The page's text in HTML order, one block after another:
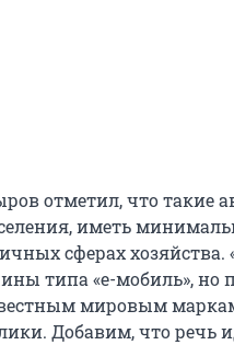
отметил, что такие
иметь
сферах
типа «е-мобиль», но
мировым
Добавим, что речь